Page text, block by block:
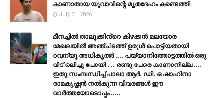
കാണാതായ യുവാവിന്റെ മൃതദേഹം കണ്ടെത്തി
July 31, 2026
മീനച്ചിൽ താലൂക്കിൻ്റെ കിഴക്കൻ മലയോര
മേഖലയിൽ അഞ്ചിടത്ത് ഉരുൾ പൊട്ടിയതായി
റവന്യൂ അധികൃതർ .... പയ്യാനിത്തോട്ടത്തിൽ ഒരു
വീട് ഒലിച്ചു പോയി .... രണ്ടു പേരെ കാണാനില്ല ....
ഇതു സംബന്ധിച്ച് പാലാ ആർ. ഡി. ഒ ഷാഹിനാ
രാമകൃഷ്ണൻ നൽകുന്ന വിവരങ്ങൾ ഈ
വാർത്തയോടൊപ്പം .....